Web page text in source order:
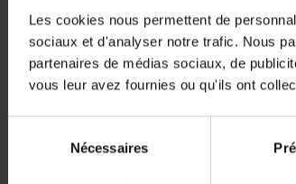
Les cookies nous permettent de
sociaux et d'analyser notre trafic. Nous
partenaires de médias sociaux, de
vous leur avez fournies ou qu'ils ont
Nécessaires